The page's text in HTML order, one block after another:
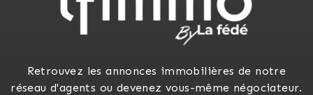
Retrouvez les annonces immobilières de notre
réseau d'agents ou devenez vous-même négociateur.